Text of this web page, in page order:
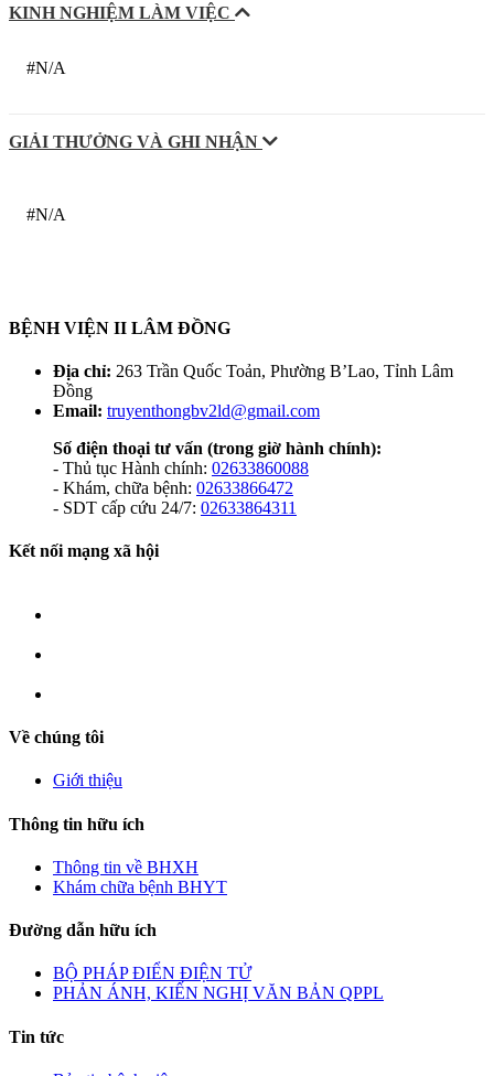
KINH NGHIỆM LÀM VIỆC
#N/A
GIẢI THƯỞNG VÀ GHI NHẬN
#N/A
BỆNH VIỆN II LÂM ĐỒNG
Địa chỉ: 263 Trần Quốc Toản, Phường B’Lao, Tỉnh Lâm
Đồng
Email: truyenthongbv2ld@gmail.com
Số điện thoại tư vấn (trong giờ hành chính):
- Thủ tục Hành chính: 02633860088
- Khám, chữa bệnh: 02633866472
- SDT cấp cứu 24/7: 02633864311
Kết nối mạng xã hội
Về chúng tôi
Giới thiệu
Thông tin hữu ích
Thông tin về BHXH
Khám chữa bệnh BHYT
Đường dẫn hữu ích
BỘ PHÁP ĐIỂN ĐIỆN TỬ
PHẢN ÁNH, KIẾN NGHỊ VĂN BẢN QPPL
Tin tức